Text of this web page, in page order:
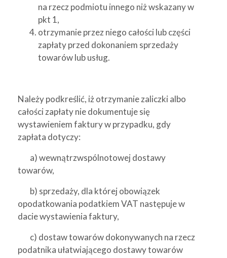
na rzecz podmiotu innego niż wskazany w
pkt 1,
otrzymanie przez niego całości lub części
zapłaty przed dokonaniem sprzedaży
towarów lub usług.
Należy podkreślić, iż otrzymanie zaliczki albo
całości zapłaty nie dokumentuje się
wystawieniem faktury w przypadku, gdy
zapłata dotyczy:
a) wewnątrzwspólnotowej dostawy
towarów,
b) sprzedaży, dla której obowiązek
opodatkowania podatkiem VAT następuje w
dacie wystawienia faktury,
c) dostaw towarów dokonywanych na rzecz
podatnika ułatwiającego dostawy towarów